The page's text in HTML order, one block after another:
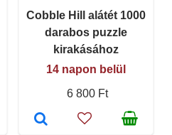
Cobble Hill alátét 1000
darabos puzzle
kirakásához
14 napon belül
6 800 Ft